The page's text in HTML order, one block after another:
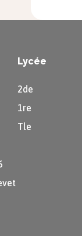
Lycée
2de
1re
Tle